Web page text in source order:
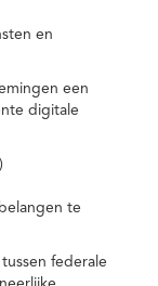
en
een
digitale
te
federale